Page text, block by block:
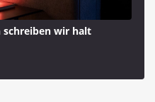
schreiben wir halt